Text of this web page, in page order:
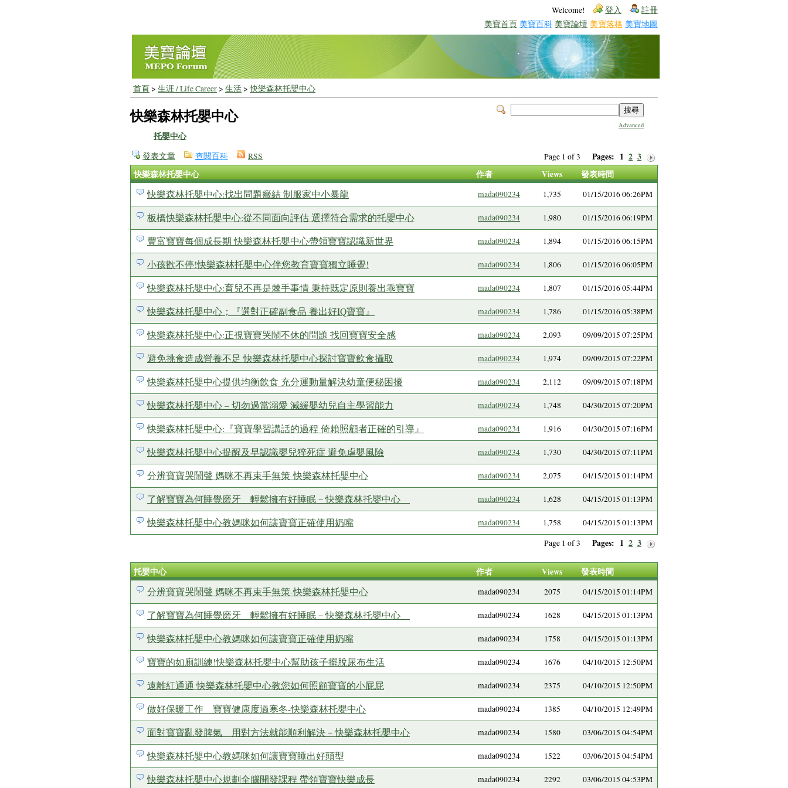
Welcome! 登入 註冊
美寶首頁 美寶百科 美寶論壇 美寶落格 美寶地圖
首頁> 生涯 / Life Career> 生活>快樂森林托嬰中心
Advanced
快樂森林托嬰中心
托嬰中心
Page 1 of 3 Pages: 1 2 3
發表文章 查閱百科 RSS
快樂森林托嬰中心 作者 Views 發表時間
快樂森林托嬰中心:找出問題癥結 制服家中小暴龍 mada090234 1,735 01/15/2016 06:26PM
板橋快樂森林托嬰中心:從不同面向評估 選擇符合需求的托嬰中心 mada090234 1,980 01/15/2016 06:19PM
豐富寶寶每個成長期 快樂森林托嬰中心帶領寶寶認識新世界 mada090234 1,894 01/15/2016 06:15PM
小孩歡不停!快樂森林托嬰中心伴您教育寶寶獨立睡覺! mada090234 1,806 01/15/2016 06:05PM
快樂森林托嬰中心:育兒不再是棘手事情 秉持既定原則養出乖寶寶 mada090234 1,807 01/15/2016 05:44PM
快樂森林托嬰中心；『選對正確副食品 養出好IQ寶寶』 mada090234 1,786 01/15/2016 05:38PM
快樂森林托嬰中心:正視寶寶哭鬧不休的問題 找回寶寶安全感 mada090234 2,093 09/09/2015 07:25PM
避免挑食造成營養不足 快樂森林托嬰中心探討寶寶飲食攝取 mada090234 1,974 09/09/2015 07:22PM
快樂森林托嬰中心提供均衡飲食 充分運動量解決幼童便秘困擾 mada090234 2,112 09/09/2015 07:18PM
快樂森林托嬰中心 – 切勿過當溺愛 減緩嬰幼兒自主學習能力 mada090234 1,748 04/30/2015 07:20PM
快樂森林托嬰中心:『寶寶學習講話的過程 倚賴照顧者正確的引導』 mada090234 1,916 04/30/2015 07:16PM
快樂森林托嬰中心提醒及早認識嬰兒猝死症 避免虐嬰風險 mada090234 1,730 04/30/2015 07:11PM
分辨寶寶哭鬧聲 媽咪不再束手無策-快樂森林托嬰中心 mada090234 2,075 04/15/2015 01:14PM
了解寶寶為何睡覺磨牙 輕鬆擁有好睡眠－快樂森林托嬰中心 mada090234 1,628 04/15/2015 01:13PM
快樂森林托嬰中心教媽咪如何讓寶寶正確使用奶嘴 mada090234 1,758
04/15/2015 01:13PM
Page 1 of 3 Pages: 1 2 3
托嬰中心 作者 Views 發表時間
分辨寶寶哭鬧聲 媽咪不再束手無策-快樂森林托嬰中心 mada090234 2075 04/15/2015 01:14PM
了解寶寶為何睡覺磨牙 輕鬆擁有好睡眠－快樂森林托嬰中心 mada090234 1628 04/15/2015 01:13PM
快樂森林托嬰中心教媽咪如何讓寶寶正確使用奶嘴 mada090234 1758 04/15/2015 01:13PM
寶寶的如廁訓練!快樂森林托嬰中心幫助孩子擺脫尿布生活 mada090234 1676 04/10/2015 12:50PM
遠離紅通通 快樂森林托嬰中心教您如何照顧寶寶的小屁屁 mada090234 2375 04/10/2015 12:50PM
做好保暖工作 寶寶健康度過寒冬-快樂森林托嬰中心 mada090234 1385 04/10/2015 12:49PM
面對寶寶亂發脾氣 用對方法就能順利解決－快樂森林托嬰中心 mada090234 1580 03/06/2015 04:54PM
快樂森林托嬰中心教媽咪如何讓寶寶睡出好頭型 mada090234 1522 03/06/2015 04:54PM
快樂森林托嬰中心規劃全腦開發課程 帶領寶寶快樂成長 mada090234 2292 03/06/2015 04:53PM